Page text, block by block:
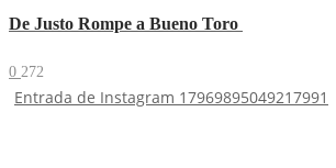
De Justo Rompe a Bueno Toro
0 272
Entrada de Instagram 17969895049217991